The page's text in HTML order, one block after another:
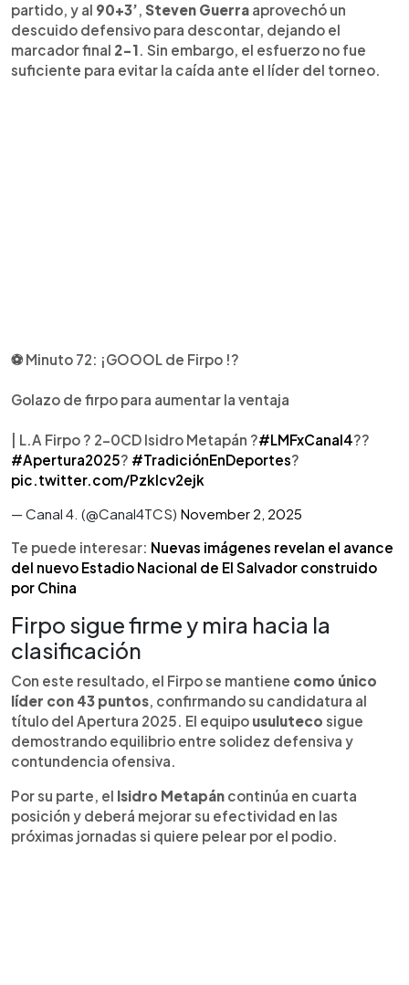
partido, y al 90+3’, Steven Guerra aprovechó un
descuido defensivo para descontar, dejando el
marcador final 2-1. Sin embargo, el esfuerzo no fue
suficiente para evitar la caída ante el líder del torneo.
⚽️ Minuto 72: ¡GOOOL de Firpo !?
Golazo de firpo para aumentar la ventaja
| L.A Firpo ? 2-0CD Isidro Metapán ?#LMFxCanal4??
#Apertura2025? #TradiciónEnDeportes?
pic.twitter.com/PzkIcv2ejk
— Canal 4. (@Canal4TCS) November 2, 2025
Te puede interesar: Nuevas imágenes revelan el avance
del nuevo Estadio Nacional de El Salvador construido
por China
Firpo sigue firme y mira hacia la
clasificación
Con este resultado, el Firpo se mantiene como único
líder con 43 puntos, confirmando su candidatura al
título del Apertura 2025. El equipo usuluteco sigue
demostrando equilibrio entre solidez defensiva y
contundencia ofensiva.
Por su parte, el Isidro Metapán continúa en cuarta
posición y deberá mejorar su efectividad en las
próximas jornadas si quiere pelear por el podio.